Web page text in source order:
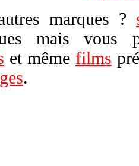
marques ?
mais vous
et même films
.